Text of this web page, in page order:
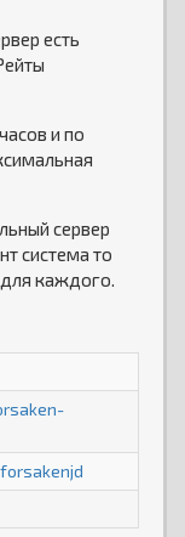
есть
и по
сервер
система то
каждого.